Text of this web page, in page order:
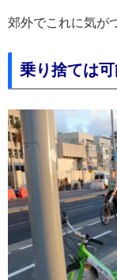
郊外でこれに気が
乗り捨ては